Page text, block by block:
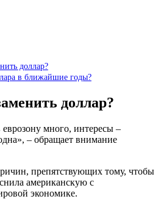
доллар?
в ближайшие годы?
доллар?
много, интересы –
– обращает внимание
препятствующих тому, чтобы
американскую с
экономике.